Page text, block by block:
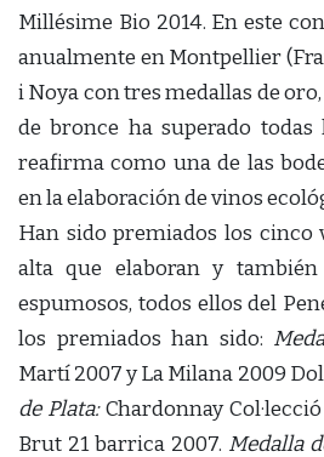
Millésime Bio 2014. En este
anualmente en Montpellier
i Noya con tres medallas de
de bronce ha superado todas
reafirma como una de las
en la elaboración de vinos
Han sido premiados los cinco
alta que elaboran y
espumosos, todos ellos del
los premiados han sido:
Martí 2007 y La Milana 2009
de Plata:Chardonnay
Brut 21 barrica 2007. Medalla